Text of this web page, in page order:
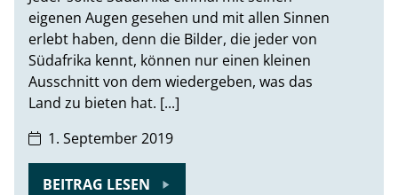
eigenen Augen gesehen und mit allen Sinnen
erlebt haben, denn die Bilder, die jeder von
Südafrika kennt, können nur einen kleinen
Ausschnitt von dem wiedergeben, was das
Land zu bieten hat. [...]
1. September 2019
BEITRAG LESEN